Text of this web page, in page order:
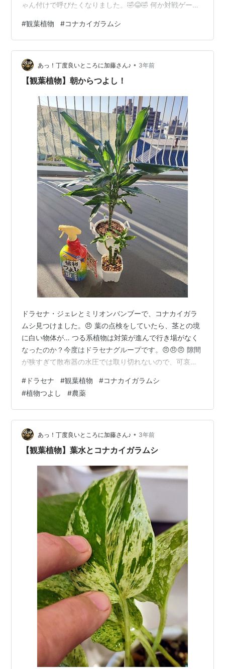
ゃん付けで呼びたくなりました。🤣😂🤣 何か対戦ゲーム
ンキング参加中観葉植物 ランキング参加中観葉植物
#観葉植物 #コナカイガラムシ
あっ！丁度良いところに加藤さん♪ • 3年前
【観葉植物】朝からつよし！
ドラセナ・ジェレとミリオンバンブーで、コナカイガラ
ムシ見つけました。😠 葉の点検をしていたら、茎との境
に白い物体が… つる系植物は対策が進んで行き場がなく
なったのか？今度はドラセナグループです。😠😠😠 隙間
が狭すぎて散布器の水圧では取り切れないので、可哀想
葉植物ランキング参加中観葉植物
# ドラセナ #観葉植物 #コナカイガラムシ
#植物つよし #農薬
あっ！丁度良いところに加藤さん♪ • 3年前
【観葉植物】葉水とコナカイガラムシ